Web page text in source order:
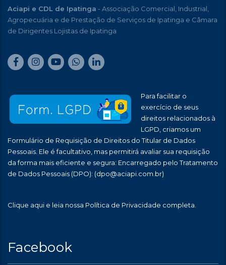
Aciapi e CDL de Ipatinga - Associação Comercial, Industrial,
Agropecuária e de Prestação de Serviços de Ipatinga e Câmara
de Dirigentes Lojistas de Ipatinga
Para facilitar o
exercício de seus
direitos relacionados à
LGPD, criamos um
Formulário de Requisição de Direitos do Titular de Dados
Pessoais. Ele é facultativo, mas permitirá avaliar sua requisição
da forma mais eficiente e segura: Encarregado pelo Tratamento
de Dados Pessoais (DPO): (dpo@aciapi.com.br)
Clique aqui e leia nossa Política de Privacidade completa.
Facebook